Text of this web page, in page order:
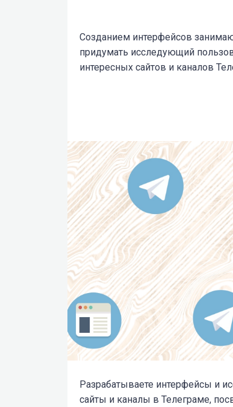
Созданием интерфейсов
придумать исследующий
интересных сайтов и каналов
Разрабатываете интерфейсы и
сайты и каналы в Телеграме,